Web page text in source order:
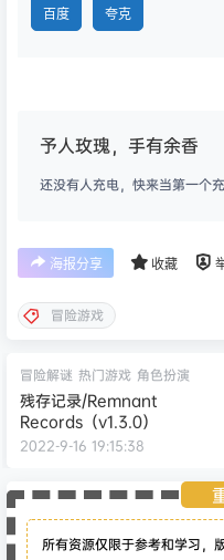
百度 夸克
予人玫瑰，手有余香
还没有人充电，快来当第一个充
海报分享 收藏
冒险游戏
冒险解谜 热门游戏 角色扮演
残存记录/Remnant
Records（v1.3.0）
2022-9-16 19:15:38
所有资源仅限于参考和学习，